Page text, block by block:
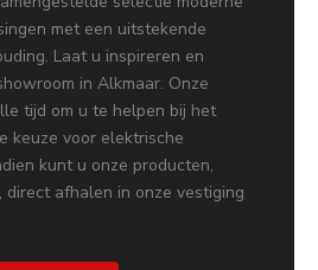
met een uitstekende
Laat u inspireren en
in Alkmaar. Onze
tijd om u te helpen bij het
keuze voor elektrische
kunt u onze producten,
direct afhalen in onze vestiging